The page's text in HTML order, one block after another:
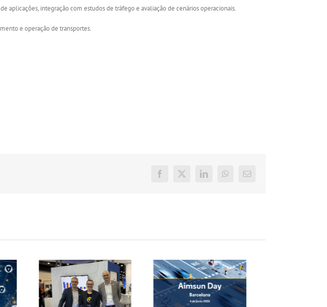
aplicações, integração com estudos de tráfego e avaliação de cenários operacionais.
e operação de transportes.
Facebook
X LinkedInWhatsApp
E-